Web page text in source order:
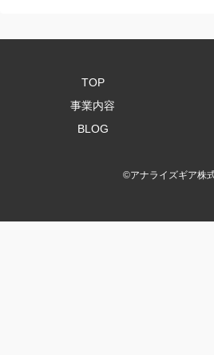
TOP
事業内容
BLOG
©アナライズギア株